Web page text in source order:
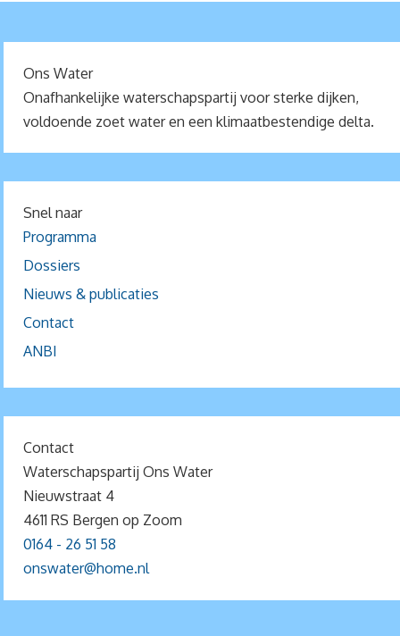
Ons Water
Onafhankelijke waterschapspartij voor sterke dijken,
voldoende zoet water en een klimaatbestendige delta.
Snel naar
Programma
Dossiers
Nieuws & publicaties
Contact
ANBI
Contact
Waterschapspartij Ons Water
Nieuwstraat 4
4611 RS Bergen op Zoom
0164 - 26 51 58
onswater@home.nl